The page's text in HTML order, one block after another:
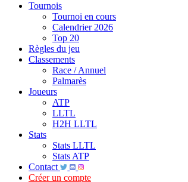
Tournois
Tournoi en cours
Calendrier 2026
Top 20
Règles du jeu
Classements
Race / Annuel
Palmarès
Joueurs
ATP
LLTL
H2H LLTL
Stats
Stats LLTL
Stats ATP
Contact
Créer un compte